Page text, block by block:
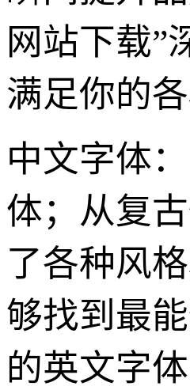
网站下载”
满足你的
中文字体
体；从复
了各种风
够找到最
的英文字